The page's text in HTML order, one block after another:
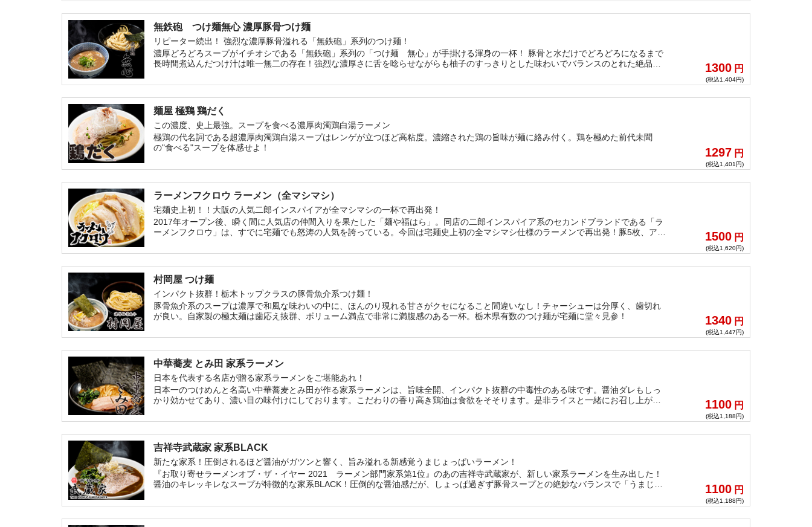
無鉄砲 つけ麺無心 濃厚豚骨つけ麺
リピーター続出！ 強烈な濃厚豚骨溢れる「無鉄砲」系列のつけ麺！
濃厚どろどろスープがイチオシである「無鉄砲」系列の「つけ麺 無心」が手掛ける渾身の一杯！ 豚骨と水だけでどろどろになるまで
長時間煮込んだつけ汁は唯一無二の存在！強烈な濃厚さに舌を唸らせながらも柚子のすっきりとした味わいでバランスのとれた絶品つ
麺に絡み合う濃厚どろつけ汁の強烈なパンチが炸裂するほど変貌する！
1300 円
(税込1,404円)
麺屋 極鶏 鶏だく
この濃度、史上最強。スープを食べる濃厚肉濁鶏白湯ラーメン
極鶏の代名詞である超濃厚肉濁鶏白湯スープはレンゲが立つほど高粘度。濃縮された鶏の旨味が麺に絡み付く。鶏を極めた前代未聞
の"食べる"スープを体感せよ！
1297 円
(税込1,401円)
ラーメンフクロウ ラーメン（全マシマシ）
宅麺史上初！！大阪の人気二郎インスパイアが全マシマシの一杯で再出発！
2017年オープン後、瞬く間に人気店の仲間入りを果たした「麺や福はら」。同店の二郎インスパイア系のセカンドブランドである「ラ
ーメンフクロウ」は、すでに宅麺でも怒涛の人気を誇っている。今回は宅麺史上初の全マシマシ仕様のラーメンで再出発！豚5枚、アブ
1500 円
(税込1,620円)
村岡屋 つけ麺
インパクト抜群！栃木トップクラスの豚骨魚介系つけ麺！
豚骨魚介系のスープは濃厚で和風な味わいの中に、ほんのり現れる甘さがクセになること間違いなし！チャーシューは分厚く、歯切れ
が良い。自家製の極太麺は歯応え抜群、ボリューム満点で非常に満腹感のある一杯。栃木県有数のつけ麺が宅麺に堂々見参！
1340 円
(税込1,447円)
中華蕎麦 とみ田 家系ラーメン
日本を代表する名店が贈る家系ラーメンをご堪能あれ！
日本一のつけめんと名高い中華蕎麦とみ田が作る家系ラーメンは、旨味全開、インパクト抜群の中毒性のある味です。醤油ダレもしっ
かり効かせてあり、濃い目の味付けにしております。こだわりの香り高き鶏油は食欲をそそります。是非ライスと一緒にお召し上がり
1100 円
(税込1,188円)
吉祥寺武蔵家 家系BLACK
新たな家系！圧倒されるほど醤油がガツンと響く、旨み溢れる新感覚うまじょっぱいラーメン！
『お取り寄せラーメンオブ・ザ・イヤー 2021 ラーメン部門家系第1位』のあの吉祥寺武蔵家が、新しい家系ラーメンを生み出した！
醤油のキレッキレなスープが特徴的な家系BLACK！圧倒的な醤油感だが、しょっぱ過ぎず豚骨スープとの絶妙なバランスで「うまじょ
く、間違いなくご飯が欲しくなる一杯だ。うまじょっぱスープと一緒に大量のライスを頬張るほど掻き込んで食していただきたい！！
1100 円
(税込1,188円)